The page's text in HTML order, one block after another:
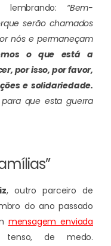
“Bem-
serão chamados
nós e permaneçam
o que está a
por isso, por favor,
e solidariedade.
que esta guerra
, outro parceiro de
do ano passado
mensagem enviada
de medo.